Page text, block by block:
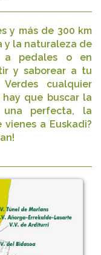
y más de 300 km
y la naturaleza de
a pedales o en
y saborear a tu
cualquier
que buscar la
perfecta, la
vienes a Euskadi?